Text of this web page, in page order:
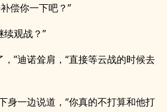
偿你一下吧？”
续观战？”
，”迪诺耸肩，“直接等云战的时候去
身一边说道，“你真的不打算和他打